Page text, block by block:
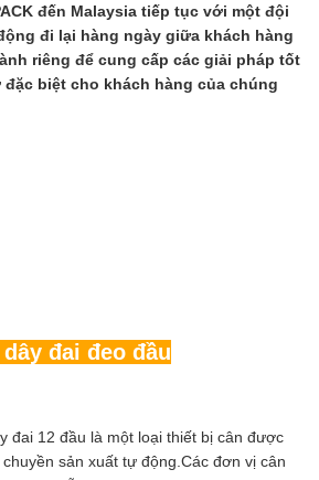
đến Malaysia tiếp tục với một đội
đi lại hàng ngày giữa khách hàng
riêng để cung cấp các giải pháp tốt
biệt cho khách hàng của chúng
đai đeo đầu
đai 12 đầu là một loại thiết bị cân được
sản xuất tự động.Các đơn vị cân